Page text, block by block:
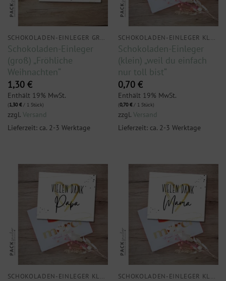
SCHOKOLADEN-EINLEGER GROSS
Schokoladen-Einleger
(groß) „Fröhliche
Weihnachten“
1,30 €
Enthält 19% MwSt.
(1,30€/ 1 Stück)
zzgl. Versand
Lieferzeit: ca. 2-3 Werktage
SCHOKOLADEN-EINLEGER KLEIN
Schokoladen-Einleger
(klein) „weil du einfach
nur toll bist“
0,70 €
Enthält 19% MwSt.
(0,70€/ 1 Stück)
zzgl. Versand
Lieferzeit: ca. 2-3 Werktage
SCHOKOLADEN-EINLEGER KLEIN SCHOKOLADEN-EINLEGER KLEIN